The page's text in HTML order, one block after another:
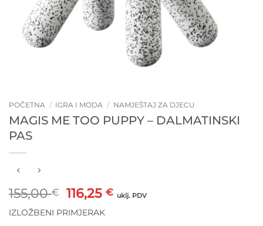
POČETNA / IGRA I MODA / NAMJEŠTAJ ZA DJECU
MAGIS ME TOO PUPPY – DALMATINSKI
PAS
155,00€
Izvorna
cijena
bila
116,25€Trenutna
cijena
uklj. PDV
IZLOŽBENI PRIMJERAK